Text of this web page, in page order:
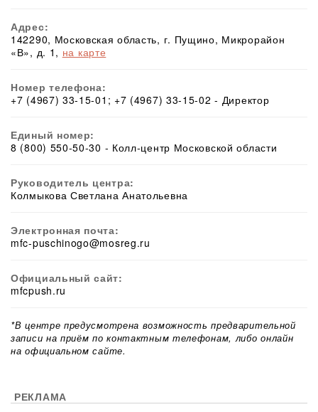
Адрес:
142290, Московская область, г. Пущино, Микрорайон
«В», д. 1, на карте
Номер телефона:
+7 (4967) 33-15-01; +7 (4967) 33-15-02 - Директор
Единый номер:
8 (800) 550-50-30 - Колл-центр Московской области
Руководитель центра:
Колмыкова Светлана Анатольевна
Электронная почта:
mfc-puschinogo@mosreg.ru
Официальный сайт:
mfcpush.ru
*В центре предусмотрена возможность предварительной
записи на приём по контактным телефонам, либо онлайн
на официальном сайте.
РЕКЛАМА